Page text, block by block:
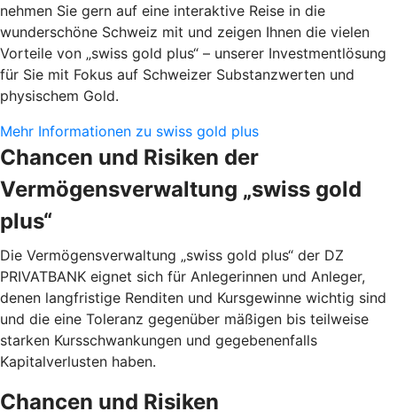
nehmen Sie gern auf eine interaktive Reise in die
wunderschöne Schweiz mit und zeigen Ihnen die vielen
Vorteile von „swiss gold plus“ – unserer Investmentlösung
für Sie mit Fokus auf Schweizer Substanzwerten und
physischem Gold.
Mehr Informationen zu swiss gold plus
Chancen und Risiken der
Vermögensverwaltung „swiss gold
plus“
Die Vermögensverwaltung „swiss gold plus“ der DZ
PRIVATBANK eignet sich für Anlegerinnen und Anleger,
denen langfristige Renditen und Kursgewinne wichtig sind
und die eine Toleranz gegenüber mäßigen bis teilweise
starken Kursschwankungen und gegebenenfalls
Kapitalverlusten haben.
Chancen und Risiken